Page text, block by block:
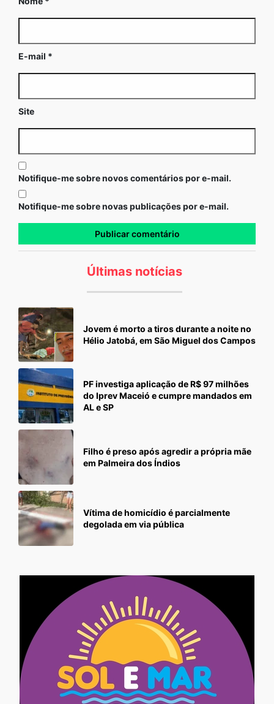
E-mail *
Site
Notifique-me sobre novos comentários por e-mail.
Notifique-me sobre novas publicações por e-mail.
Últimas notícias
Jovem é morto a tiros durante a noite no
Hélio Jatobá, em São Miguel dos Campos
PF investiga aplicação de R$ 97 milhões
do Iprev Maceió e cumpre mandados em
AL e SP
Filho é preso após agredir a própria mãe
em Palmeira dos Índios
Vítima de homicídio é parcialmente
degolada em via pública